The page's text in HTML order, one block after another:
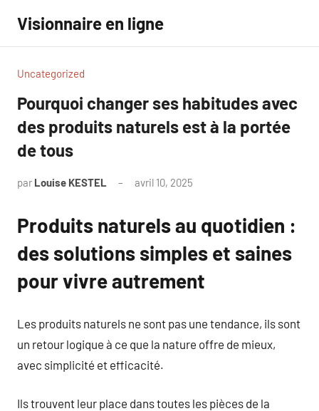
contenu
Visionnaire en ligne
Uncategorized
Pourquoi changer ses habitudes avec
des produits naturels est à la portée
de tous
par Louise KESTEL avril 10, 2025
Produits naturels au quotidien :
des solutions simples et saines
pour vivre autrement
Les produits naturels ne sont pas une tendance, ils sont
un retour logique à ce que la nature offre de mieux,
avec simplicité et efficacité.
Ils trouvent leur place dans toutes les pièces de la